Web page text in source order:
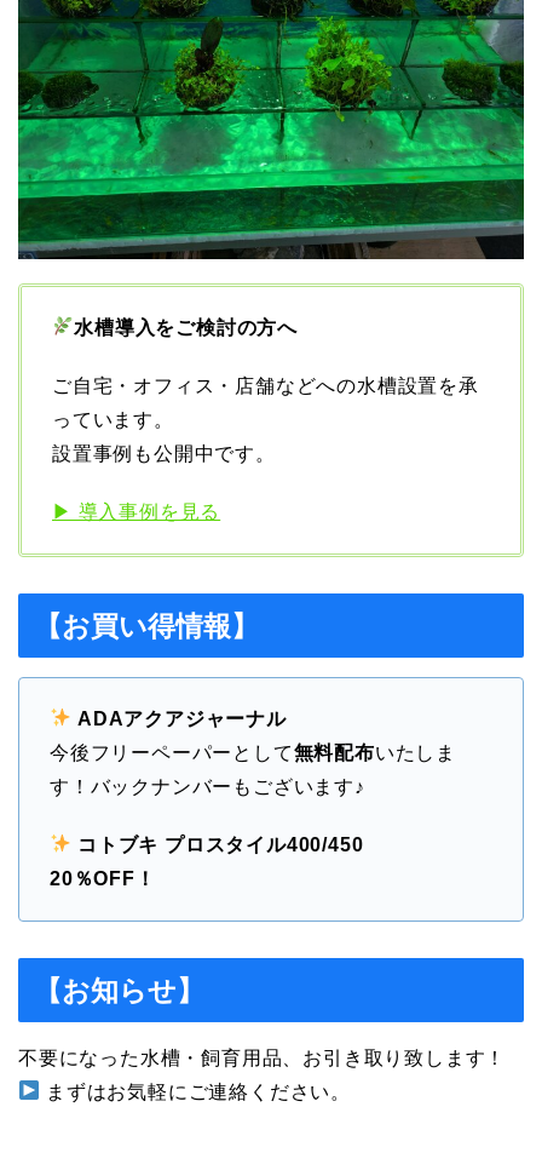
水槽導入をご検討の方へ
ご自宅・オフィス・店舗などへの水槽設置を承
っています。
設置事例も公開中です。
▶ 導入事例を見る
【お買い得情報】
ADAアクアジャーナル
今後フリーペーパーとして無料配布いたしま
す！バックナンバーもございます♪
コトブキ プロスタイル400/450
20％OFF！
【お知らせ】
不要になった水槽・飼育用品、お引き取り致します！
まずはお気軽にご連絡ください。